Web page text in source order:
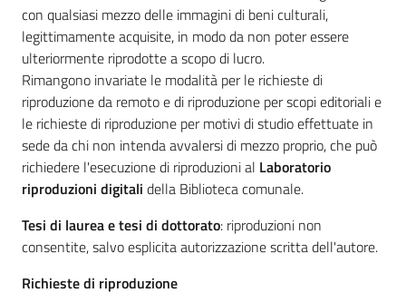
Avvisi
Orari
con qualsiasi mezzo delle immagini di beni culturali,
legittimamente acquisite, in modo da non poter essere
ulteriormente riprodotte a scopo di lucro.
Rimangono invariate le modalità per le richieste di
riproduzione da remoto e di riproduzione per scopi editoriali e
le richieste di riproduzione per motivi di studio effettuate in
sede da chi non intenda avvalersi di mezzo proprio, che può
richiedere l'esecuzione di riproduzioni al Laboratorio
riproduzioni digitali della Biblioteca comunale.
Tesi di laurea e tesi di dottorato: riproduzioni non
consentite, salvo esplicita autorizzazione scritta dell'autore.
Richieste di riproduzione